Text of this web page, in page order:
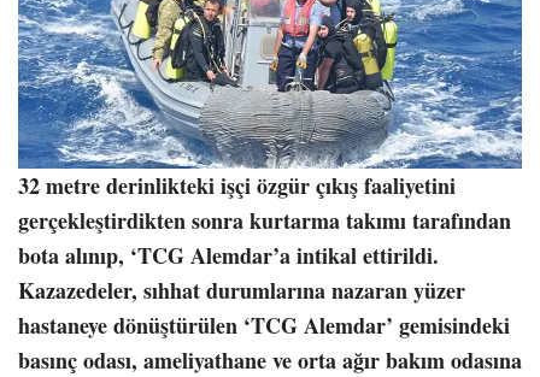
32 metre derinlikteki işçi özgür çıkış faaliyetini
gerçekleştirdikten sonra kurtarma takımı tarafından
bota alınıp, ‘TCG Alemdar’a intikal ettirildi.
Kazazedeler, sıhhat durumlarına nazaran yüzer
hastaneye dönüştürülen ‘TCG Alemdar’ gemisindeki
basınç odası, ameliyathane ve orta ağır bakım odasına